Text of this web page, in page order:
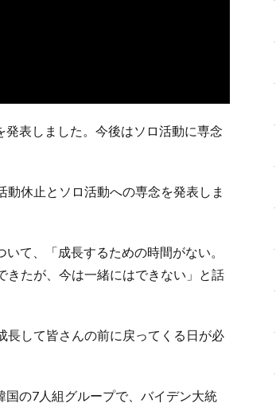
表しました。今後はソロ活動に専念
休止とソロ活動への専念を発表しま
て、「成長するための時間がない。
きたが、今は一緒にはできない」と話
して皆さんの前に戻ってくる日が必
の7人組グループで、バイデン大統